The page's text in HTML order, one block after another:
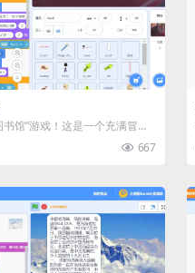
馆”游戏！这是一个充满冒险
仿佛置身...
667